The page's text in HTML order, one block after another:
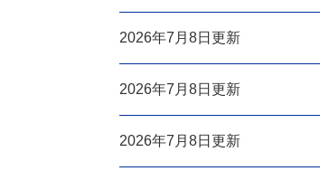
2026年7月8日更新
2026年7月8日更新
2026年7月8日更新